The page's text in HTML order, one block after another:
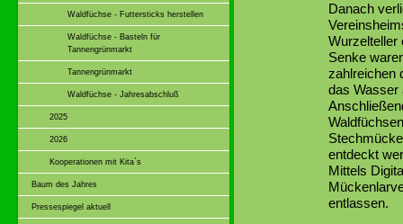
Waldfüchse - Futtersticks herstellen
Waldfüchse - Basteln für
Tannengrünmarkt
Tannengrünmarkt
Waldfüchse - Jahresabschluß
2025
2026
Kooperationen mit Kita`s
Baum des Jahres
Pressespiegel aktuell
Danach
Wurzelteller
Senke
zahlreichen
das Wasser
entdeckt
Mittels
entlassen.